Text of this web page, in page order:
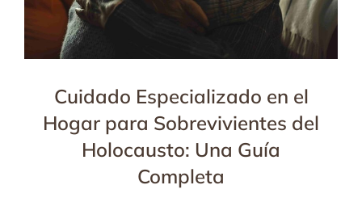
Cuidado Especializado en el
Hogar para Sobrevivientes del
Holocausto: Una Guía
Completa